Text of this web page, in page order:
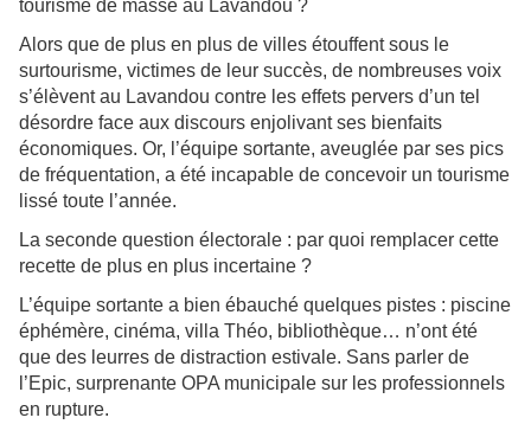
tourisme de masse au Lavandou ?
Alors que de plus en plus de villes étouffent sous le
surtourisme, victimes de leur succès, de nombreuses voix
s’élèvent au Lavandou contre les effets pervers d’un tel
désordre face aux discours enjolivant ses bienfaits
économiques. Or, l’équipe sortante, aveuglée par ses pics
de fréquentation, a été incapable de concevoir un tourisme
lissé toute l’année.
La seconde question électorale : par quoi remplacer cette
recette de plus en plus incertaine ?
L’équipe sortante a bien ébauché quelques pistes : piscine
éphémère, cinéma, villa Théo, bibliothèque… n’ont été
que des leurres de distraction estivale. Sans parler de
l’Epic, surprenante OPA municipale sur les professionnels
en rupture.